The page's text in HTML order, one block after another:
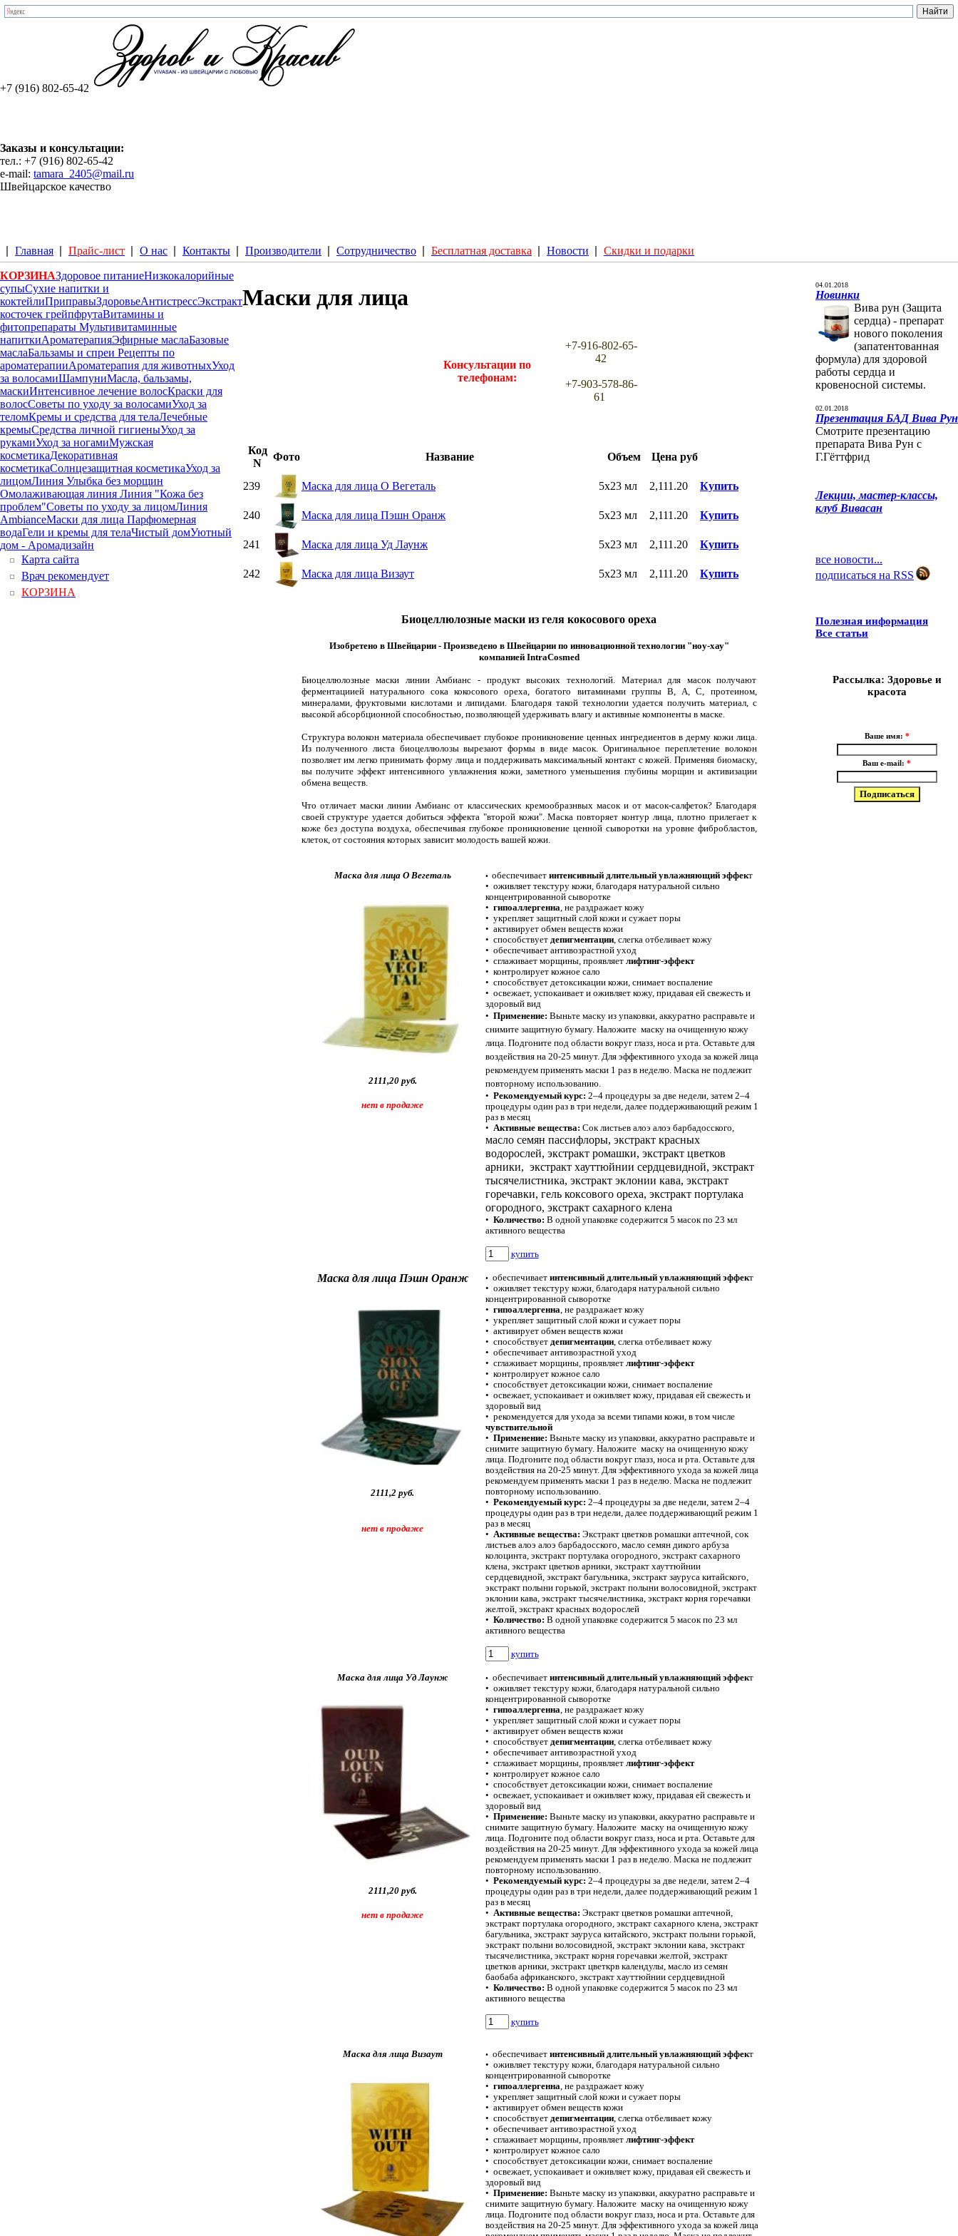
+7 (916) 802-65-42
Заказы и консультации:
тел.: +7 (916) 802-65-42
e-mail: tamara_2405@mail.ru
Швейцарское качество
Главная Прайс-лист О нас Контакты Производители Сотрудничество Бесплатная доставка Новости Скидки и подарки
КОРЗИНАЗдоровое питаниеНизкокалорийные
супыСухие напитки и
коктейлиПриправыЗдоровьеАнтистрессЭкстракт
косточек грейпфрутаВитамины и
фитопрепараты Мультивитаминные
напиткиАроматерапияЭфирные маслаБазовые
маслаБальзамы и спреи Рецепты по
ароматерапииАроматерапия для животныхУход
за волосамиШампуниМасла, бальзамы,
маскиИнтенсивное лечение волосКраски для
волосСоветы по уходу за волосамиУход за
теломКремы и средства для телаЛечебные
кремыСредства личной гигиеныУход за
рукамиУход за ногамиМужская
косметикаДекоративная
косметикаСолнцезащитная косметикаУход за
лицомЛиния Улыбка без морщин
Омолаживающая линия Линия "Кожа без
проблем"Советы по уходу за лицомЛиния
AmbianceМаски для лица Парфюмерная
водаГели и кремы для телаЧистый домУютный
дом - Аромадизайн
Карта сайта
Врач рекомендует
КОРЗИНА
Маски для лица
Консультации по
телефонам:
+7-916-802-65-
42
+7-903-578-86-
61
Код
N
Фото Название Объем Цена руб
239 Маска для лица О Вегеталь 5х23 мл 2,111.20 Купить
240 Маска для лица Пэшн Оранж 5х23 мл 2,111.20 Купить
241 Маска для лица Уд Лаунж 5х23 мл 2,111.20 Купить
242 Маска для лица Визаут 5х23 мл 2,111.20 Купить
Биоцеллюлозные маски из геля кокосового ореха
Изобретено в Швейцарии - Произведено в Швейцарии по инновационной технологии "ноу-хау"
компанией IntraCosmed
Биоцеллюлозные маски линии Амбианс - продукт высоких технологий. Материал для масок получают
ферментациией натурального сока кокосового ореха, богатого витаминами группы В, А, С, протеином,
минералами, фруктовыми кислотами и липидами. Благодаря такой технологии удается получить материал, с
высокой абсорбционной способностью, позволяющей удерживать влагу и активные компоненты в маске.
Структура волокон материала обеспечивает глубокое проникновение ценных ингредиентов в дерму кожи лица.
Из полученного листа биоцеллюлозы вырезают формы в виде масок. Оригинальное переплетение волокон
позволяет им легко принимать форму лица и поддерживать максимальный контакт с кожей. Применяя биомаску,
вы получите эффект интенсивного увлажнения кожи, заметного уменьшения глубины морщин и активизации
обмена веществ.
Что отличает маски линии Амбианс от классических кремообразнвых масок и от масок-салфеток? Благодаря
своей структуре удается добиться эффекта "второй кожи". Маска повторяет контур лица, плотно прилегает к
коже без доступа воздуха, обеспечивая глубокое проникновение ценной сыворотки на уровне фибробластов,
клеток, от состояния которых зависит молодость вашей кожи.
Маска для лица О Вегеталь
2111,20 руб.
нет в продаже
• обеспечивает интенсивный длительный увлажняющий эффект
• оживляет текстуру кожи, благодаря натуральной сильно
концентрированной сыворотке
• гипоаллергенна , не раздражает кожу
• укрепляет защитный слой кожи и сужает поры
• активирует обмен веществ кожи
• способствует депигментации, слегка отбеливает кожу
• обеспечивает антивозрастной уход
• сглаживает морщины, проявляет лифтинг-эффект
• контролирует кожное сало
• способствует детоксикации кожи, снимает воспаление
• освежает, успокаивает и оживляет кожу, придавая ей свежесть и
здоровый вид
• Применение: Выньте маску из упаковки, аккуратно расправьте и
снимите защитную бумагу. Наложите маску на очищенную кожу
лица. Подгоните под области вокруг глазз, носа и рта. Оставьте для
воздействия на 20-25 минут. Для эффективного ухода за кожей лица
рекомендуем применять маски 1 раз в неделю. Маска не подлежит
повторному использованию.
• Рекомендуемый курс: 2–4 процедуры за две недели, затем 2–4
процедуры один раз в три недели, далее поддерживающий режим 1
раз в месяц
• Активные вещества: Сок листьев алоэ алоэ барбадосского,
масло семян пассифлоры, экстракт красных
водорослей, экстракт ромашки, экстракт цветков
арники, экстракт хауттюйнии сердцевидной, экстракт
тысячелистника, экстракт эклонии кава, экстракт
горечавки, гель коксового ореха, экстракт портулака
огородного, экстракт сахарного клена
• Количество: В одной упаковке содержится 5 масок по 23 мл
активного вещества
купить
Маска для лица Пэшн Оранж
2111,2 руб.
нет в продаже
• обеспечивает интенсивный длительный увлажняющий эффект
• оживляет текстуру кожи, благодаря натуральной сильно
концентрированной сыворотке
• гипоаллергенна , не раздражает кожу
• укрепляет защитный слой кожи и сужает поры
• активирует обмен веществ кожи
• способствует депигментации, слегка отбеливает кожу
• обеспечивает антивозрастной уход
• сглаживает морщины, проявляет лифтинг-эффект
• контролирует кожное сало
• способствует детоксикации кожи, снимает воспаление
• освежает, успокаивает и оживляет кожу, придавая ей свежесть и
здоровый вид
• рекомендуется для ухода за всеми типами кожи, в том числе
чувствительной
• Применение: Выньте маску из упаковки, аккуратно расправьте и
снимите защитную бумагу. Наложите маску на очищенную кожу
лица. Подгоните под области вокруг глазз, носа и рта. Оставьте для
воздействия на 20-25 минут. Для эффективного ухода за кожей лица
рекомендуем применять маски 1 раз в неделю. Маска не подлежит
повторному использованию.
• Рекомендуемый курс: 2–4 процедуры за две недели, затем 2–4
процедуры один раз в три недели, далее поддерживающий режим 1
раз в месяц
• Активные вещества: Экстракт цветков ромашки аптечной, сок
листьев алоэ алоэ барбадосского, масло семян дикого арбуза
колоцинта, экстракт портулака огородного, экстракт сахарного
клена, экстракт цветков арники, экстракт хауттюйнии
сердцевидной, экстракт багульника, экстракт зауруса китайского,
экстракт полыни горькой, экстракт полыни волосовидной, экстракт
эклонии кава, экстракт тысячелистника, экстракт корня горечавки
желтой, экстракт красных водорослей
• Количество: В одной упаковке содержится 5 масок по 23 мл
активного вещества
купить
Маска для лица Уд Лаунж
2111,20 руб.
нет в продаже
• обеспечивает интенсивный длительный увлажняющий эффект
• оживляет текстуру кожи, благодаря натуральной сильно
концентрированной сыворотке
• гипоаллергенна , не раздражает кожу
• укрепляет защитный слой кожи и сужает поры
• активирует обмен веществ кожи
• способствует депигментации, слегка отбеливает кожу
• обеспечивает антивозрастной уход
• сглаживает морщины, проявляет лифтинг-эффект
• контролирует кожное сало
• способствует детоксикации кожи, снимает воспаление
• освежает, успокаивает и оживляет кожу, придавая ей свежесть и
здоровый вид
• Применение: Выньте маску из упаковки, аккуратно расправьте и
снимите защитную бумагу. Наложите маску на очищенную кожу
лица. Подгоните под области вокруг глазз, носа и рта. Оставьте для
воздействия на 20-25 минут. Для эффективного ухода за кожей лица
рекомендуем применять маски 1 раз в неделю. Маска не подлежит
повторному использованию.
• Рекомендуемый курс: 2–4 процедуры за две недели, затем 2–4
процедуры один раз в три недели, далее поддерживающий режим 1
раз в месяц
• Активные вещества: Экстракт цветков ромашки аптечной,
экстракт портулака огородного, экстракт сахарного клена, экстракт
багульника, экстракт зауруса китайского, экстракт полыни горькой,
экстракт полыни волосовидной, экстракт эклонии кава, экстракт
тысячелистника, экстракт корня горечавки желтой, экстракт
цветков арники, экстракт цветкрв календулы, масло из семян
баобаба африканского, экстракт хауттюйнии сердцевидной
• Количество: В одной упаковке содержится 5 масок по 23 мл
активного вещества
купить
Маска для лица Визаут • обеспечивает интенсивный длительный увлажняющий эффект
• оживляет текстуру кожи, благодаря натуральной сильно
концентрированной сыворотке
• гипоаллергенна , не раздражает кожу
• укрепляет защитный слой кожи и сужает поры
• активирует обмен веществ кожи
• способствует депигментации, слегка отбеливает кожу
• обеспечивает антивозрастной уход
• сглаживает морщины, проявляет лифтинг-эффект
• контролирует кожное сало
• способствует детоксикации кожи, снимает воспаление
• освежает, успокаивает и оживляет кожу, придавая ей свежесть и
здоровый вид
• Применение: Выньте маску из упаковки, аккуратно расправьте и
снимите защитную бумагу. Наложите маску на очищенную кожу
лица. Подгоните под области вокруг глазз, носа и рта. Оставьте для
воздействия на 20-25 минут. Для эффективного ухода за кожей лица
04.01.2018
Новинки
Вива рун (Защита
сердца) - препарат
нового поколения
(запатентованная
формула) для здоровой
работы сердца и
кровеносной системы.
02.01.2018
Презентация БАД Вива Рун
Смотрите презентацию
препарата Вива Рун с
Г.Гёттфрид
Лекции, мастер-классы,
клуб Вивасан
все новости...
подписаться на RSS
Полезная информация
Все статьи
Рассылка: Здоровье и
красота
Ваше имя: *
Ваш e-mail: *